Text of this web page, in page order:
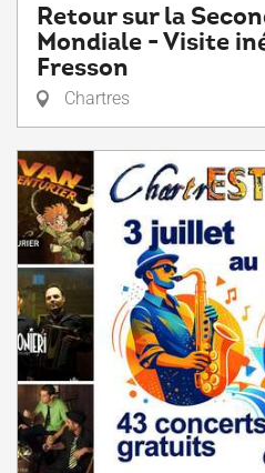
Retour sur la
Mondiale - Visite
Fresson
Chartres